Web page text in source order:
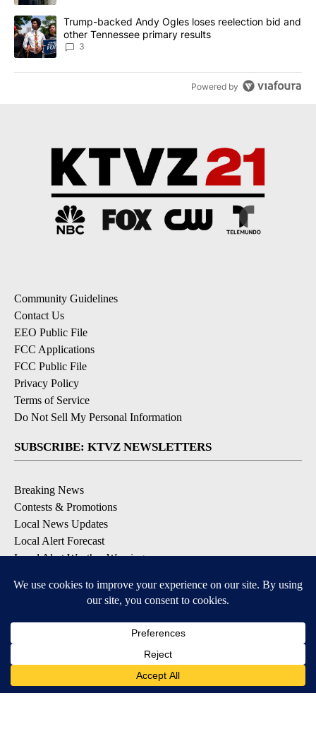
A trending article titled "Trump-backed Andy Ogles loses
Trump-backed Andy Ogles loses reelection bid and
other Tennessee primary results
3
Powered by
Community Guidelines
Contact Us
EEO Public File
FCC Applications
FCC Public File
Privacy Policy
Terms of Service
Do Not Sell My Personal Information
SUBSCRIBE: KTVZ NEWSLETTERS
Breaking News
Contests & Promotions
Local News Updates
Local Alert Forecast
Local Alert Weather Warnings
DOWNLOAD: KTVZ APPS
Apple & Google Play Stores